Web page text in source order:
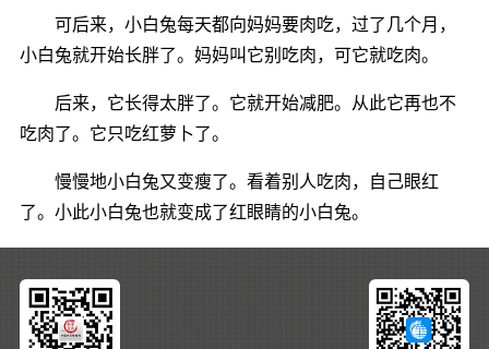
可后来，小白兔每天都向妈妈要肉吃，过了几个月，
小白兔就开始长胖了。妈妈叫它别吃肉，可它就吃肉。
后来，它长得太胖了。它就开始减肥。从此它再也不
吃肉了。它只吃红萝卜了。
慢慢地小白兔又变瘦了。看着别人吃肉，自己眼红
了。小此小白兔也就变成了红眼睛的小白兔。